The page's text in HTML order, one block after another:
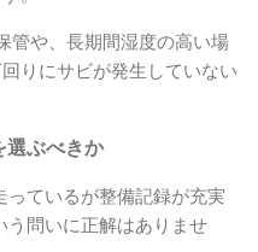
管や、長期間湿度の高い場
りにサビが発生していない
選ぶべきか
ているが整備記録が充実
う問いに正解はありませ